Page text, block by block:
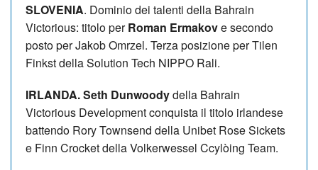
SLOVENIA. Dominio dei talenti della Bahrain
Victorious: titolo perRoman Ermakove secondo
posto per Jakob Omrzel. Terza posizione per Tilen
Finkst della Solution Tech NIPPO Rali.
IRLANDA. Seth Dunwoodydella Bahrain
Victorious Development conquista il titolo irlandese
battendo Rory Townsend della Unibet Rose Sickets
e Finn Crocket della Volkerwessel Ccylòing Team.